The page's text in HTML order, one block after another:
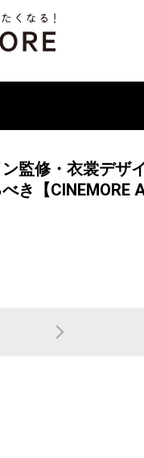
ン監修・衣裳デ
き【CINEMORE